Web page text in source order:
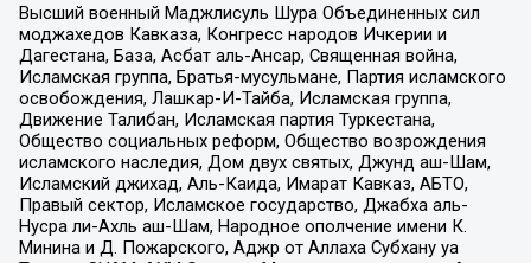
Высший военный Маджлисуль Шура Объединенных сил
моджахедов Кавказа, Конгресс народов Ичкерии и
Дагестана, База, Асбат аль-Ансар, Священная война,
Исламская группа, Братья-мусульмане, Партия исламского
освобождения, Лашкар-И-Тайба, Исламская группа,
Движение Талибан, Исламская партия Туркестана,
Общество социальных реформ, Общество возрождения
исламского наследия, Дом двух святых, Джунд аш-Шам,
Исламский джихад, Аль-Каида, Имарат Кавказ, АБТО,
Правый сектор, Исламское государство, Джабха аль-
Нусра ли-Ахль аш-Шам, Народное ополчение имени К.
Минина и Д. Пожарского, Аджр от Аллаха Субхану уа